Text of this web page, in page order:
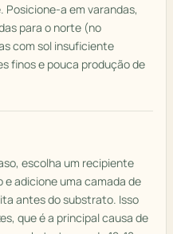
Posicione-a em varandas,
para o norte (no
com sol insuficiente
finos e pouca produção de
escolha um recipiente
adicione uma camada de
antes do substrato. Isso
que é a principal causa de